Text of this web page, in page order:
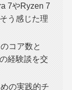
7やRyzen 7
う感じた理
コア数と
経験談を交
の実践的チ